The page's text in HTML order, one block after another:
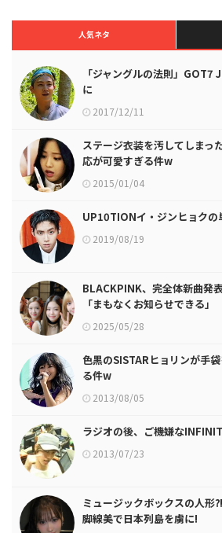
人気ネタ
「ジャングルの法則」GOT7
に
2017/12/11
ステージ衣装を汚してしま
応が可愛すぎる件w
2015/01/04
UP10TIONイ・ジンヒョクの
2019/08/19
BLACKPINK、完全体新曲発
「まもなくお知らせできる」
2025/05/28
色黒のSISTARヒョリンが手
る件w
2013/08/05
ラジオの後、ご機嫌な
2013/07/23
ミュージックボックスの人形
脚線美で日本列島を虜に!